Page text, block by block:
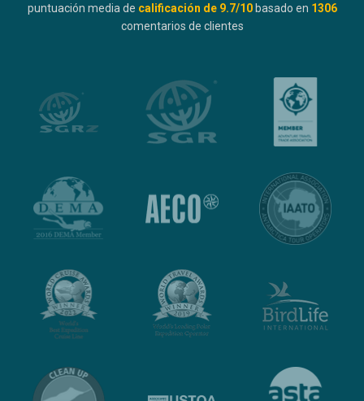
puntuación media de calificación de 9.7/10 basado en 1306
comentarios de clientes